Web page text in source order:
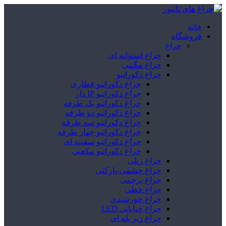
خانه
فروشگاه
چراغ
چراغ استوانه ای
چراغ مگنتی
چراغ دکوراتیو
چراغ دکوراتیو قطاری
چراغ دکوراتیو IP دار
چراغ دکوراتیو یک طرفه
چراغ دکوراتیو دو طرفه
چراغ دکوراتیو سه طرفه
چراغ دکوراتیو چهار طرفه
چراغ دکوراتیو سفینه ای
چراغ دکوراتیو مکعبی
چراغ ریلی
چراغ چشمی-پارکتی
چراغ پرچمی
چراغ خطی
چراغ خورشیدی
چراغ خیابانی LED
چراغ زیر پله ای